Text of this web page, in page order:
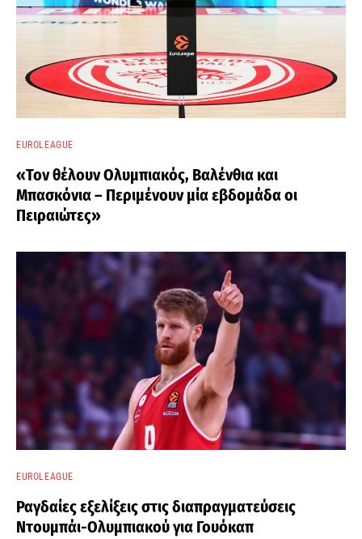
EUROLEAGUE
«Τον θέλουν Ολυμπιακός, Βαλένθια και
Μπασκόνια – Περιμένουν μία εβδομάδα οι
Πειραιώτες»
EUROLEAGUE
Ραγδαίες εξελίξεις στις διαπραγματεύσεις
Ντουμπάι-Ολυμπιακού για Γουόκαπ